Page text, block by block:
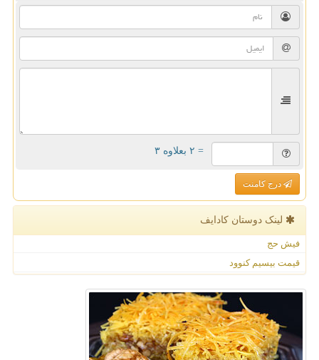
= ۲ بعلاوه ۳
درج کامنت
لینک دوستان كادایف
فیش حج
قیمت بیسیم کنوود